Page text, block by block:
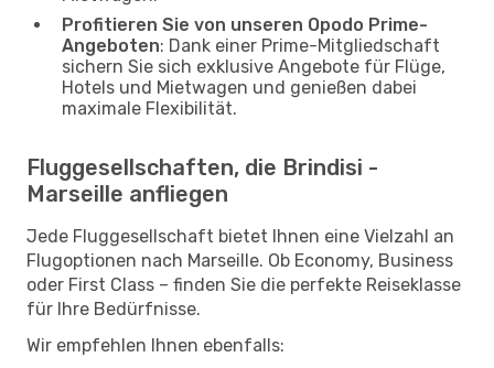
Profitieren Sie von unseren Opodo Prime-
Angeboten: Dank einer Prime-Mitgliedschaft
sichern Sie sich exklusive Angebote für Flüge,
Hotels und Mietwagen und genießen dabei
maximale Flexibilität.
Fluggesellschaften, die Brindisi -
Marseille anfliegen
Jede Fluggesellschaft bietet Ihnen eine Vielzahl an
Flugoptionen nach Marseille. Ob Economy, Business
oder First Class – finden Sie die perfekte Reiseklasse
für Ihre Bedürfnisse.
Wir empfehlen Ihnen ebenfalls: